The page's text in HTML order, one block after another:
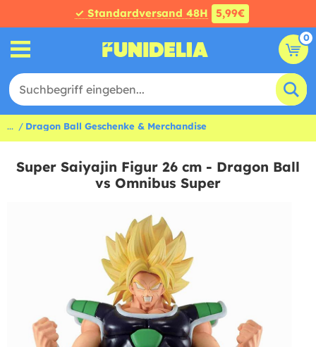
✓ Standardversand 48H 5,99€
0
... Dragon Ball Geschenke & Merchandise
Super Saiyajin Figur 26 cm - Dragon Ball
vs Omnibus Super